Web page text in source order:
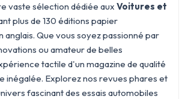
vaste sélection dédiée aux Voitures et
plus de 130 éditions papier
anglais. Que vous soyez passionné par
ou amateur de belles
tactile d'un magazine de qualité
inégalée. Explorez nos revues phares et
fascinant des essais automobiles